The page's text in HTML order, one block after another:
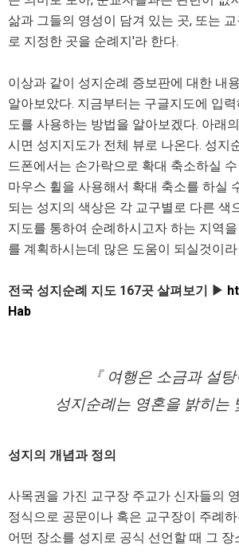
삶과 그들의 영성이 담겨 있는 곳, 또는
로 지정한 곳을 순례지'라 한다.
이상과 같이 성지순례 증보판에 대한 내
알아보았다. 지금부터는 구글지도에 입
도를 사용하는 방법을 알아보겠다. 아래
시면 성지지도가 전체 뷰로 나온다. 성지
드폰에서는 손가락으로 확대 축소하실
마우스 휠을 사용해서 확대 축소를 하실
되는 성지의 색상은 각 교구별로 다른 색
지도를 통하여 순례하시고자 하는 지역
를 계획하시는데 많은 도움이 되실것이
전국 성지순례 지도 167곳 살펴보기 ▶
Hab
『 여행은 소금과 설
성지순례는 영혼을 밝히는
성지의 개념과 정의
사목권을 가진 교구장 주교가 신자들의
정식으로 공문이나 혹은 교구장이 주례
어떤 장소를 성지로 공식 선언할 때 그 장